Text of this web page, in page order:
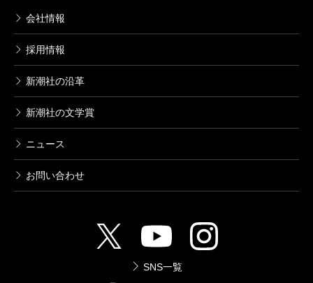
会社情報
採用情報
新潮社の沿革
新潮社の文学賞
ニュース
お問い合わせ
SNS一覧